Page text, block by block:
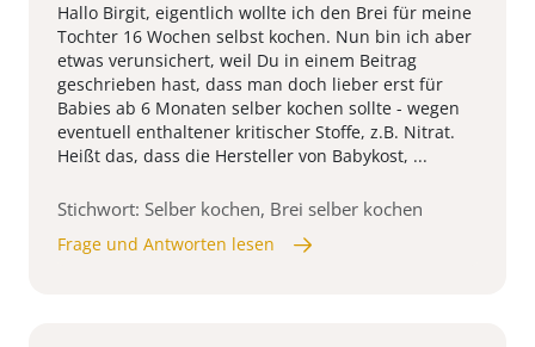
Hallo Birgit, eigentlich wollte ich den Brei für meine
Tochter 16 Wochen selbst kochen. Nun bin ich aber
etwas verunsichert, weil Du in einem Beitrag
geschrieben hast, dass man doch lieber erst für
Babies ab 6 Monaten selber kochen sollte - wegen
eventuell enthaltener kritischer Stoffe, z.B. Nitrat.
Heißt das, dass die Hersteller von Babykost, ...
Stichwort: Selber kochen, Brei selber kochen
Frage und Antworten lesen